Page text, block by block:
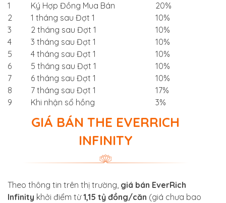
1
Ký Hợp Đồng Mua Bán
20%
2
1 tháng sau Đợt 1
10%
3
2 tháng sau Đợt 1
10%
4
3 tháng sau Đợt 1
10%
5
4 tháng sau Đợt 1
10%
6
5 tháng sau Đợt 1
10%
7
6 tháng sau Đợt 1
10%
8
7 tháng sau Đợt 1
17%
9
Khi nhận sổ hồng 3%
GIÁ BÁN THE EVERRICH
INFINITY
Theo thông tin trên thị trường, giá bán EverRich
Infinity khởi điểm từ1,15 tỷ đồng/căn (giá chưa bao